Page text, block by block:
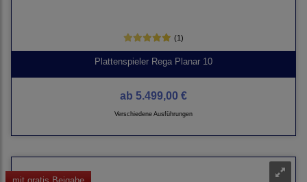
(1)
Plattenspieler Rega Planar 10
ab 5.499,00 €
Verschiedene Ausführungen